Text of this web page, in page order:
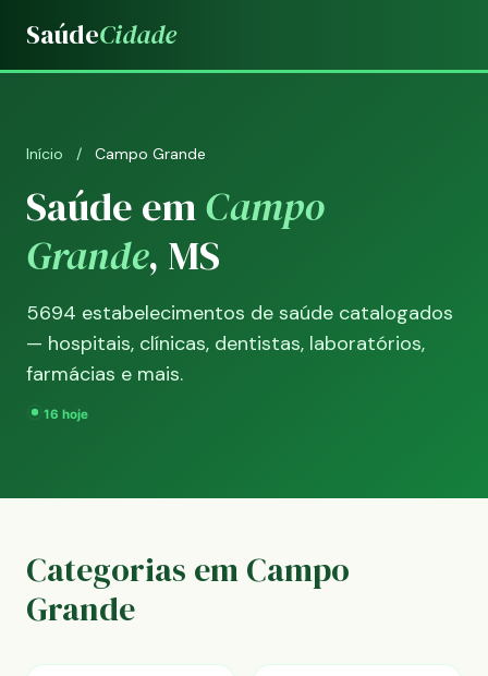
SaúdeCidade
Início / Campo Grande
Saúde emCampo
Grande, MS
5694 estabelecimentos de saúde catalogados
— hospitais, clínicas, dentistas, laboratórios,
farmácias e mais.
Categorias em Campo
Grande